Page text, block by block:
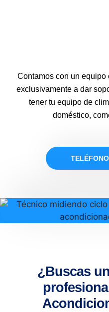
Contamos con un
exclusivamente a dar
tener tu equipo de
doméstico,
¿Buscas